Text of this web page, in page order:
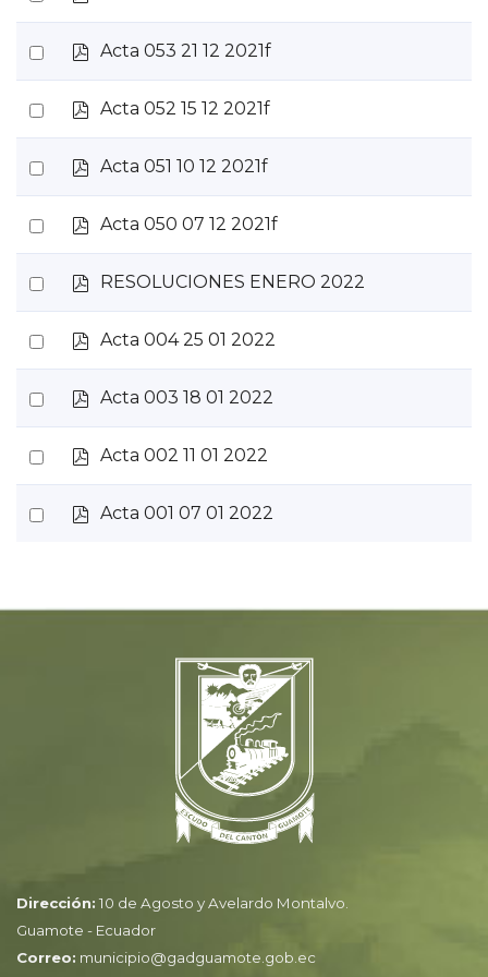
an
item
Select
an
item
p
Acta 053 21 12 2021f
Select
an
item
p
Acta 052 15 12 2021f
Select
an
item
p
Acta 051 10 12 2021f
Select
an
item
p
Acta 050 07 12 2021f
Select
an
item
pRESOLUCIONES ENERO 2022
Select
an
item
p
Acta 004 25 01 2022
Select
an
item
p
Acta 003 18 01 2022
Select
an
item
p
Acta 002 11 01 2022
Select
p
Acta 001 07 01 2022
Dirección: 10 de Agosto y Avelardo Montalvo.
Guamote - Ecuador
Correo: municipio@gadguamote.gob.ec